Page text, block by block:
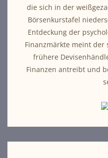
die sich in der
Börsenkurstafel
Entdeckung der
Finanzmärkte meint
frühere
Finanzen antreibt und